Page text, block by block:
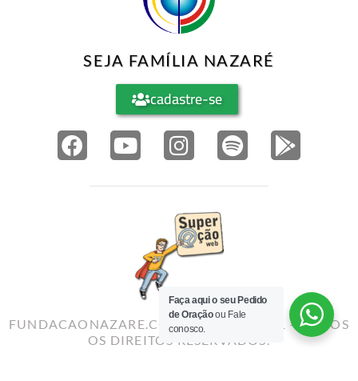
SEJA FAMÍLIA NAZARÉ
cadastre-se
FUNDACAONAZARE.COM.BR©2010-2021 – TODOS
OS DIREITOS RESERVADOS.
Faça aqui o seu Pedido
de Oraçãoou Fale
conosco.